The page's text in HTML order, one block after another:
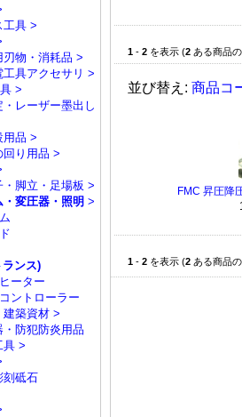
工具 >
刃物・消耗品 >
工具アクセサリ >
>
レーザー墨出し
用品 >
回り用品 >
・脚立・足場板 >
・変圧器・照明 >
ンス)
ーター
ントローラー
建築資材 >
・防犯防炎用品
具 >
刻砥石
1 - 2 を表示 (2 ある商品
並び替え: 商品コ
FMC 昇圧
1 - 2 を表示 (2 ある商品